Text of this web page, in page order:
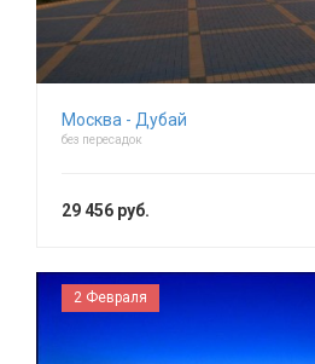
Москва - Дубай
без пересадок
29 456 руб.
2 Февраля